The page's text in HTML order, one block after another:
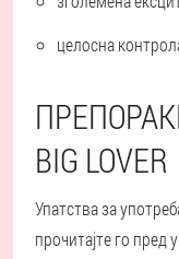
целосна
BIG LOVER
Упатства за
прочитајте го пред